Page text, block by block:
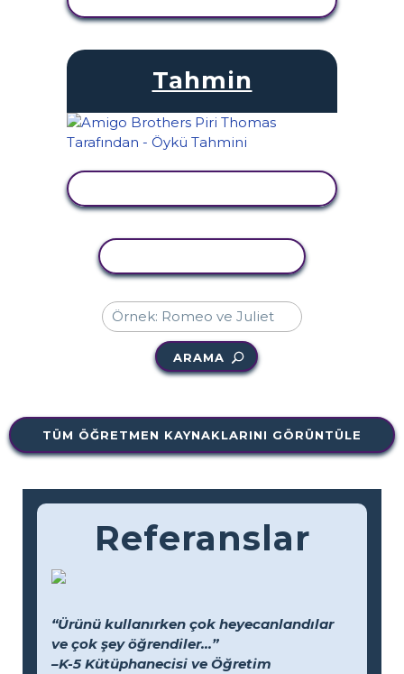
Tahmin
ARAMA
TÜM ÖĞRETMEN KAYNAKLARINI GÖRÜNTÜLE
Referanslar
“Ürünü kullanırken çok heyecanlandılar
ve çok şey öğrendiler...”
–K-5 Kütüphanecisi ve Öğretim